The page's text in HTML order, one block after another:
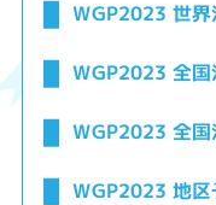
WGP2023 世界
WGP2023 全国
WGP2023 全国
WGP2023 地区